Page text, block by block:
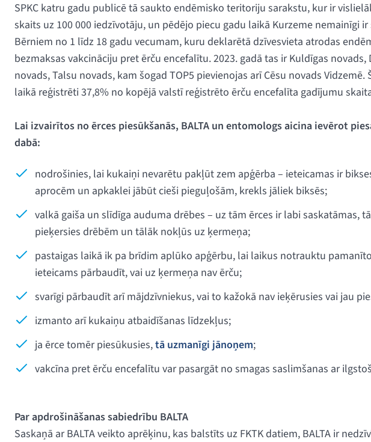
SPKC katru gadu publicē tā saukto endēmisko teritoriju sarakstu, kur ir
skaits uz 100 000 iedzīvotāju, un pēdējo piecu gadu laikā Kurzeme nemainīgi
Bērniem no 1 līdz 18 gadu vecumam, kuru deklarētā dzīvesvieta atrodas
bezmaksas vakcināciju pret ērču encefalītu. 2023. gadā tas ir Kuldīgas
novads, Talsu novads, kam šogad TOP5 pievienojas arī Cēsu novads
laikā reģistrēti 37,8% no kopējā valstī reģistrēto ērču encefalīta gadījumu
Lai izvairītos no ērces piesūkšanās, BALTA un entomologs aicina ievērot
dabā:
nodrošinies, lai kukaiņi nevarētu pakļūt zem apģērba – ieteicamas ir
aprocēm un apkaklei jābūt cieši pieguļošām, krekls jāliek biksēs;
valkā gaiša un slīdīga auduma drēbes – uz tām ērces ir labi saskatāmas,
pieķersies drēbēm un tālāk nokļūs uz ķermeņa;
pastaigas laikā ik pa brīdim aplūko apģērbu, lai laikus notrauktu
ieteicams pārbaudīt, vai uz ķermeņa nav ērču;
svarīgi pārbaudīt arī mājdzīvniekus, vai to kažokā nav ieķērusies vai jau
izmanto arī kukaiņu atbaidīšanas līdzekļus;
ja ērce tomēr piesūkusies,tā uzmanīgi jānoņem;
vakcīna pret ērču encefalītu var pasargāt no smagas saslimšanas ar
Par apdrošināšanas sabiedrību BALTA
Saskaņā ar BALTA veikto aprēķinu, kas balstīts uz FKTK datiem, BALTA ir